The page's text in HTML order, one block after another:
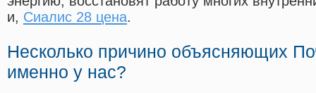
и, Сиалис 28 цена.
Несколько причино объясняющих
именно у нас?